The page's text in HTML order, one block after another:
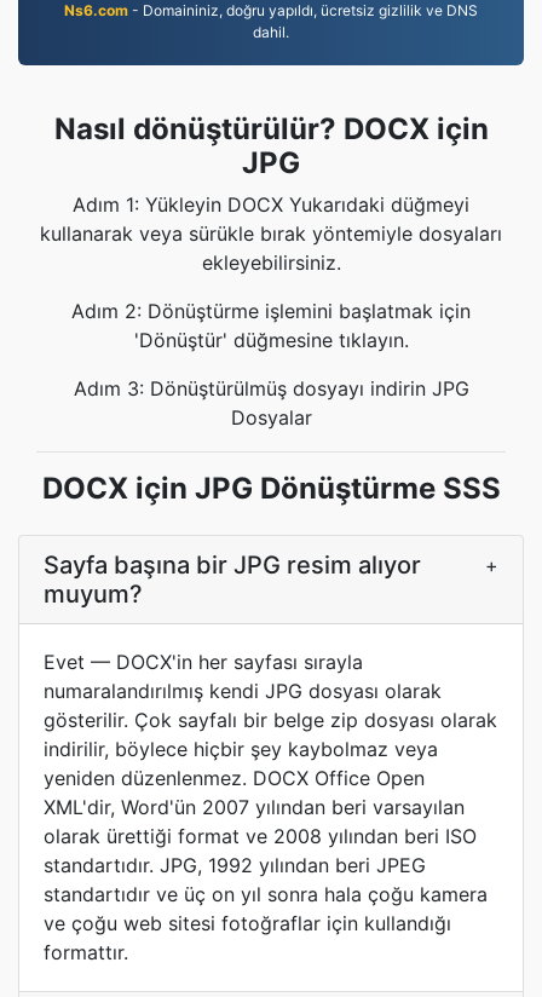
Ns6.com - Domaininiz, doğru yapıldı, ücretsiz gizlilik ve DNS
dahil.
Nasıl dönüştürülür? DOCX için
JPG
Adım 1: Yükleyin DOCX Yukarıdaki düğmeyi
kullanarak veya sürükle bırak yöntemiyle dosyaları
ekleyebilirsiniz.
Adım 2: Dönüştürme işlemini başlatmak için
'Dönüştür' düğmesine tıklayın.
Adım 3: Dönüştürülmüş dosyayı indirin JPG
Dosyalar
DOCX için JPG Dönüştürme SSS
Sayfa başına bir JPG resim alıyor
muyum?
+
Evet — DOCX'in her sayfası sırayla
numaralandırılmış kendi JPG dosyası olarak
gösterilir. Çok sayfalı bir belge zip dosyası olarak
indirilir, böylece hiçbir şey kaybolmaz veya
yeniden düzenlenmez. DOCX Office Open
XML'dir, Word'ün 2007 yılından beri varsayılan
olarak ürettiği format ve 2008 yılından beri ISO
standartıdır. JPG, 1992 yılından beri JPEG
standartıdır ve üç on yıl sonra hala çoğu kamera
ve çoğu web sitesi fotoğraflar için kullandığı
formattır.